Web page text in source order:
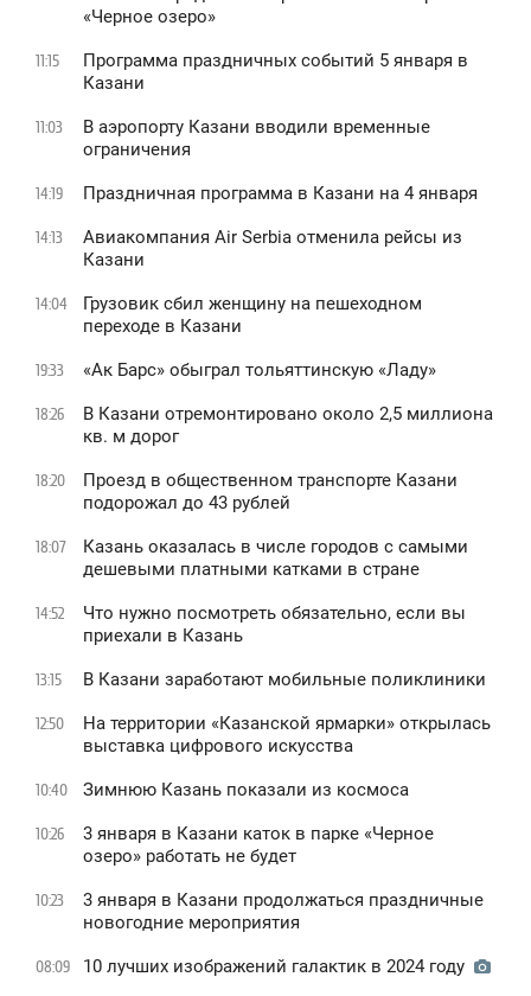
«Черное озеро»
11:15
Программа праздничных событий 5 января в
Казани
11:03
В аэропорту Казани вводили временные
ограничения
14:19 Праздничная программа в Казани на 4 января
14:13
Авиакомпания Air Serbia отменила рейсы из
Казани
14:04
Грузовик сбил женщину на пешеходном
переходе в Казани
19:33 «Ак Барс» обыграл тольяттинскую «Ладу»
18:26
В Казани отремонтировано около 2,5 миллиона
кв. м дорог
18:20
Проезд в общественном транспорте Казани
подорожал до 43 рублей
18:07
Казань оказалась в числе городов с самыми
дешевыми платными катками в стране
14:52
Что нужно посмотреть обязательно, если вы
приехали в Казань
13:15 В Казани заработают мобильные поликлиники
12:50
На территории «Казанской ярмарки» открылась
выставка цифрового искусства
10:40 Зимнюю Казань показали из космоса
10:26
3 января в Казани каток в парке «Черное
oзеро» работать не будет
10:23
3 января в Казани продолжаться праздничные
новогодние мероприятия
08:09 10 лучших изображений галактик в 2024 году